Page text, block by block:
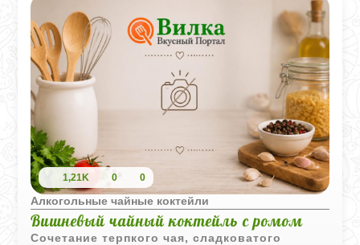
1,21K 0 0
Алкогольные чайные коктейли
Вишневый чайный коктейль с ромом
Сочетание терпкого чая, сладковатого